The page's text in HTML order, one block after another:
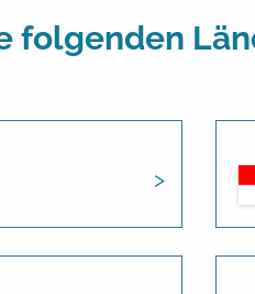
folgenden